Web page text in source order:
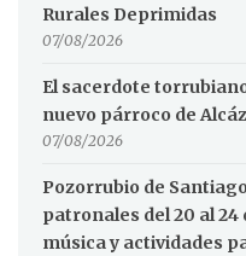
Rurales Deprimidas
07/08/2026
El sacerdote
nuevo párroco de
07/08/2026
Pozorrubio de
patronales del 20 al
música y actividades